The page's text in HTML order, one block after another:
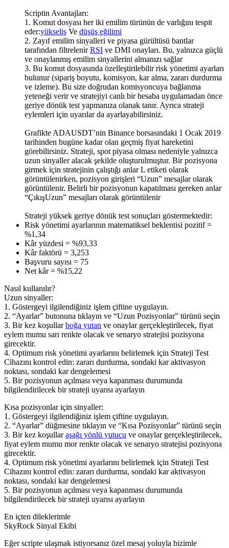
Scriptin Avantajları:
1. Komut dosyası her iki emilim türünün de varlığını tespit
eder:yükseliş Ve düşüş eğilimi
2. Zayıf emilim sinyalleri ve piyasa gürültüsü bantlar
tarafından filtrelenirRSI ve DMI onayları. Bu, yalnızca güçlü
ve onaylanmış emilim sinyallerini almanızı sağlar
3. Bu komut dosyasında özelleştirilebilir risk yönetimi ayarları
bulunur (sipariş boyutu, komisyon, kar alma, zararı durdurma
ve izleme). Bu size doğrudan komisyoncuya bağlanma
yeteneği verir ve stratejiyi canlı bir hesaba uygulamadan önce
geriye dönük test yapmanıza olanak tanır. Ayrıca strateji
eylemleri için uyarılar da ayarlayabilirsiniz.
Grafikte ADAUSDT’nin Binance borsasındaki 1 Ocak 2019
tarihinden bugüne kadar olan geçmiş fiyat hareketini
görebilirsiniz. Strateji, spot piyasa olması nedeniyle yalnızca
uzun sinyaller alacak şekilde oluşturulmuştur. Bir pozisyona
girmek için stratejinin çalıştığı anlar L etiketi olarak
görüntülenirken, pozisyon girişleri “Uzun” mesajlar olarak
görüntülenir. Belirli bir pozisyonun kapatılması gereken anlar
“ÇıkışUzun” mesajları olarak görüntülenir
Strateji yüksek geriye dönük test sonuçları göstermektedir:
Risk yönetimi ayarlarının matematiksel beklentisi pozitif =
%1,34
Kâr yüzdesi = %93,33
Kâr faktörü = 3,253
Başvuru sayısı = 75
Net kâr = %15,22
Nasıl kullanılır?
Uzun sinyaller:
1. Göstergeyi ilgilendiğiniz işlem çiftine uygulayın.
2. “Ayarlar” butonuna tıklayın ve “Uzun Pozisyonlar” türünü seçin
3. Bir kez koşullarboğa yutan ve onaylar gerçekleştirilecek, fiyat
eylem mumu sarı renkte olacak ve senaryo stratejisi pozisyona
girecektir.
4. Optimum risk yönetimi ayarlarını belirlemek için Strateji Test
Cihazını kontrol edin: zararı durdurma, sondaki kar aktivasyon
noktası, sondaki kar dengelemesi
5. Bir pozisyonun açılması veya kapanması durumunda
bilgilendirilecek bir strateji uyarısı ayarlayın
Kısa pozisyonlar için sinyaller:
1. Göstergeyi ilgilendiğiniz işlem çiftine uygulayın.
2. “Ayarlar” düğmesine tıklayın ve “Kısa Pozisyonlar” türünü seçin
3. Bir kez koşullaraşağı yönlü yutucu ve onaylar gerçekleştirilecek,
fiyat eylem mumu mor renkte olacak ve senaryo stratejisi pozisyona
girecektir.
4. Optimum risk yönetimi ayarlarını belirlemek için Strateji Test
Cihazını kontrol edin: zararı durdurma, sondaki kar aktivasyon
noktası, sondaki kar dengelemesi
5. Bir pozisyonun açılması veya kapanması durumunda
bilgilendirilecek bir strateji uyarısı ayarlayın
En içten dileklerimle
SkyRock Sinyal Ekibi
Eğer scripte ulaşmak istiyorsanız özel mesaj yoluyla bizimle